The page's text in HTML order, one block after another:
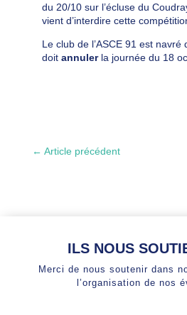
du 20/10 sur l’écluse du
vient d’interdire cette
Le club de l’ASCE 91 est
doitannuler la journée du 18
← Article précédent
ILS NOUS
Merci de nous soutenir dans
l’organisation de nos